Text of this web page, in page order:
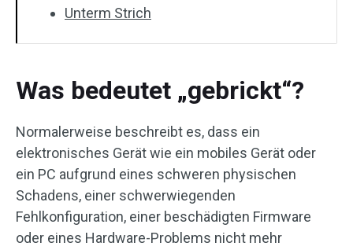
Unterm Strich
Was bedeutet „gebrickt“?
Normalerweise beschreibt es, dass ein
elektronisches Gerät wie ein mobiles Gerät oder
ein PC aufgrund eines schweren physischen
Schadens, einer schwerwiegenden
Fehlkonfiguration, einer beschädigten Firmware
oder eines Hardware-Problems nicht mehr